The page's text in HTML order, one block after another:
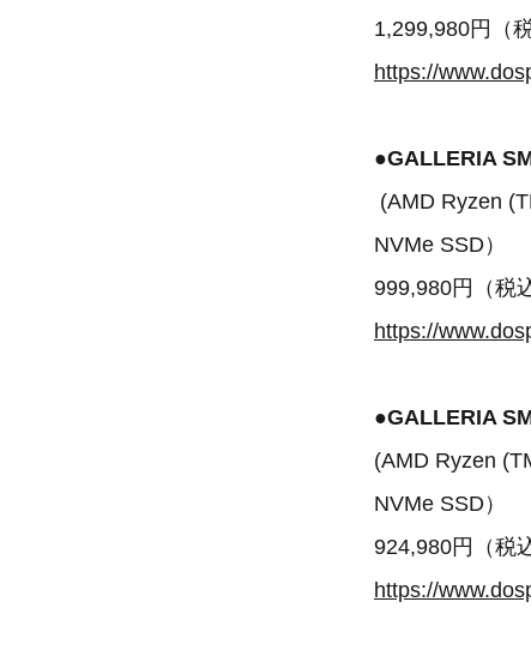
1,299,980円（税
https://
●GALLERIA
(AMD Ryzen
NVMe SSD）
999,980円（税
https://
●GALLERIA
(AMD Ryzen
NVMe SSD）
924,980円（税
https://